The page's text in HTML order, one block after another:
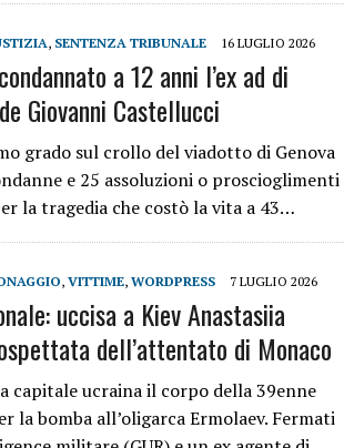
, SENTENZA TRIBUNALE 16 LUGLIO 2026
a 12 anni l’ex ad di
Giovanni Castellucci
grado sul crollo del viadotto di Genova
e 25 assoluzioni o proscioglimenti
la tragedia che costò la vita a 43…
,VITTIME,WORDPRESS 7 LUGLIO 2026
uccisa a Kiev Anastasiia
dell’attentato di Monaco
capitale ucraina il corpo della 39enne
la bomba all’oligarca Ermolaev. Fermati